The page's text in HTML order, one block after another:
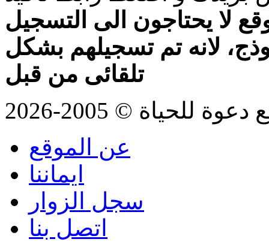
لا يحتاجون الى التسجيل
لانه تم تسجيلهم بشكل
تلقائى من قبل
© 2005-2026
عن الموقع
ايماننا
سجل الزوار
اتصل بنا